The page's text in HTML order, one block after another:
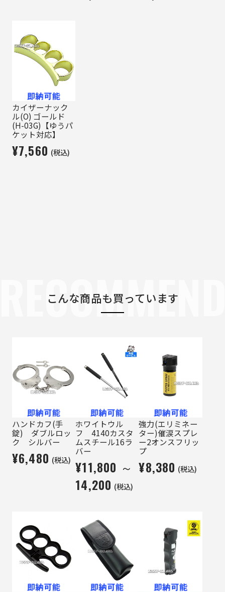
カイザーナック
ル(O) ゴールド
(H-03G)【ゆうパ
ケット対応】
¥7,560 (税込)
こんな商品も買っています
ハンドカフ(手
錠) ダブルロッ
ク シルバー
¥6,480 (税込)
ホワイトウル
フ 4140カスタ
ムスチール16ラ
バー
¥11,800 ～
14,200 (税込)
強力(エリミネー
ター)催涙スプレ
ー2オンスフリッ
プ
¥8,380 (税込)